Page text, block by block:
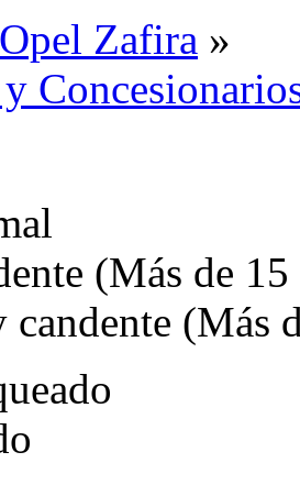
Zafira »
(Más de 15
candente (Más